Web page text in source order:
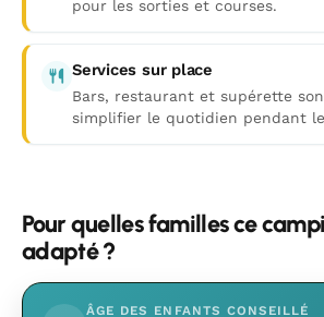
pour les sorties et courses.
Services sur place
Bars, restaurant et supérette
simplifier le quotidien pendant
Pour quelles familles ce
adapté ?
ÂGE DES ENFANTS CONSEILLÉ